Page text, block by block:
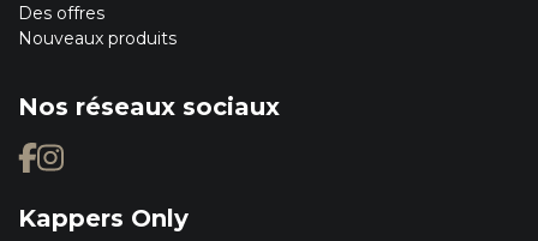
Des offres
Nouveaux produits
Nos réseaux sociaux
Kappers Only